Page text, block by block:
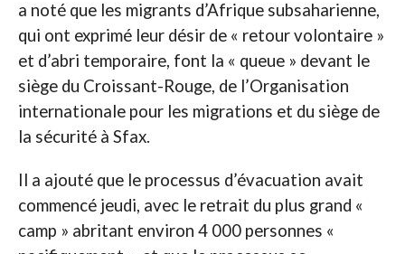
a noté que les migrants d’Afrique subsaharienne,
qui ont exprimé leur désir de « retour volontaire »
et d’abri temporaire, font la « queue » devant le
siège du Croissant-Rouge, de l’Organisation
internationale pour les migrations et du siège de
la sécurité à Sfax.
Il a ajouté que le processus d’évacuation avait
commencé jeudi, avec le retrait du plus grand «
camp » abritant environ 4 000 personnes «